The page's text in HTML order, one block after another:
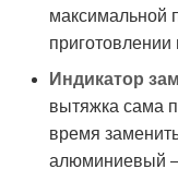
максимальной
Индикатор
вытяжка сама
время
алюминиевый